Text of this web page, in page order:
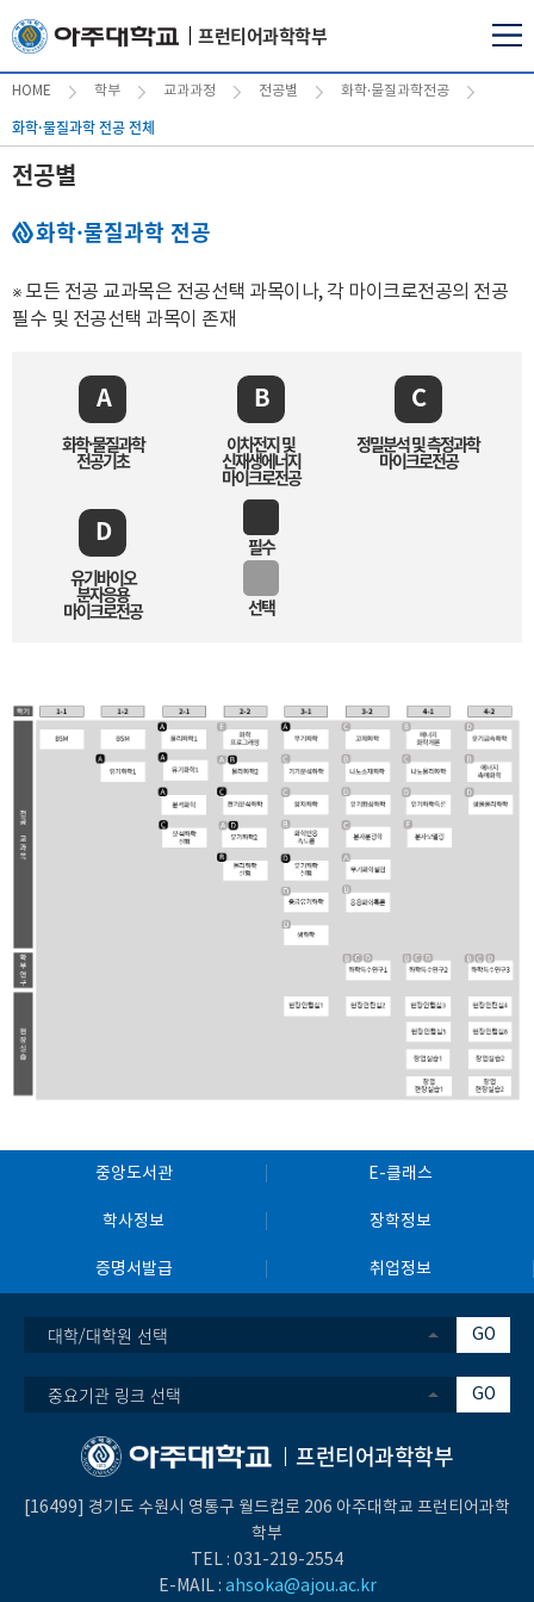
프런티어과학학부
HOME 학부 교과과정 전공별 화학·물질과학전공
화학·물질과학 전공 전체
전공별
화학·물질과학 전공
※ 모든 전공 교과목은 전공선택 과목이나, 각 마이크로전공의 전공
필수 및 전공선택 과목이 존재
A
화학·물질과학
전공기초
B
이차전지 및
신재생에너지
마이크로전공
C
정밀분석 및 측정과학
마이크로전공
D
유기바이오
분자응용
마이크로전공
필수
선택
중앙도서관 E-클래스
학사정보 장학정보
증명서발급 취업정보
대학/대학원 선택 GO
중요기관 링크 선택 GO
프런티어과학학부
[16499] 경기도 수원시 영통구 월드컵로 206 아주대학교 프런티어과학
학부
TEL : 031-219-2554
E-MAIL : ahsoka@ajou.ac.kr